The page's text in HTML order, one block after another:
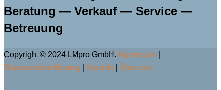
Beratung — Verkauf — Service —
Betreuung
Copyright © 2024 LMpro GmbH. Impressum
Datenschutzerklärung
Kontakt| Über uns